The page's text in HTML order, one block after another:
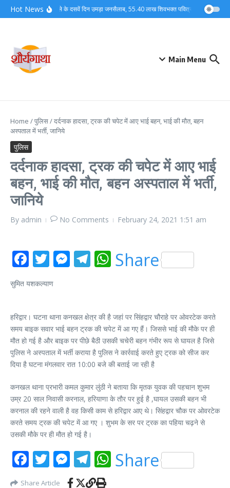
Skip to content
Hot Newsकांवड़ मेले के दसवें दिन उमड़ा जनसैलाब, 55.40 लाख शिवभक्त पवित्र गंगाजल लेकर
Main Menu
Home /पुलिस/दर्दनाक हादसा, ट्रक की चपेट में आए भाई बहन, भाई की मौत, बहन
अस्पताल में भर्ती, जानिये
पुलिस
दर्दनाक हादसा, ट्रक की चपेट में आए भाई
बहन, भाई की मौत, बहन अस्पताल में भर्ती,
जानिये
By admin No Comments February 24, 2021 1:51 am
Facebook
Twitter
Messenger
Telegram
WhatsApp
Share
सुमित यशकल्याण
हरिद्वार। घटना थाना कनखल क्षेत्र की है जहां पर सिंहद्वार चौराहे पर ओवरटेक करते
समय बाइक सवार भाई बहन ट्रक की चपेट में आ गए हैं। जिससे भाई की मौके पर ही
मौत हो गई है और बाइक पर पीछे बैठी उसकी चचेरी बहन गंभीर रूप से घायल है जिसे
पुलिस ने अस्पताल में भर्ती कराया है पुलिस ने कार्रवाई करते हुए ट्रक को सीज कर
दिया है घटना मंगलवार रात 10:00 बजे की बताई जा रही है
कनखल थाना प्रभारी कमल कुमार लुंठी ने बताया कि मृतक युवक की पहचान शुभम
उम्र 20 साल निवासी करनाल, हरियाणा के तौर पर हुई है ,घायल उसकी बहन भी
करनाल की रहने वाली है वह किसी काम से हरिद्वार आए थे। सिंहद्वार चौक पर ओवरटेक
करते समय ट्रक की चपेट में आ गए । शुभम के सर पर ट्रक का पहिया चढ़ने से
उसकी मौके पर ही मौत हो गई है।
Facebook
Twitter
Messenger
Telegram
WhatsApp
Share
Share Article